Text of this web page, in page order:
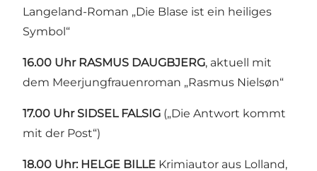
Langeland-Roman „Die Blase ist ein heiliges
Symbol“
16.00 Uhr RASMUS DAUGBJERG, aktuell mit
dem Meerjungfrauenroman „Rasmus Nielsøn“
17.00 Uhr SIDSEL FALSIG („Die Antwort kommt
mit der Post“)
18.00 Uhr: HELGE BILLE Krimiautor aus Lolland,